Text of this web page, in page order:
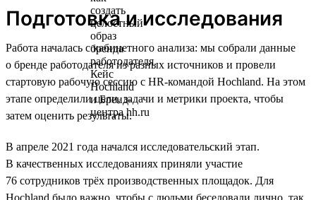
Подготовка и исследования
Работа началась с кабинетного анализа: мы собрали данные
о бренде работодателя из разных источников и провели
стартовую рабочую сессию с HR-командой Hochland. На этом
этапе определили цели, задачи и метрики проекта, чтобы
затем оценить результаты.
В апреле 2021 года начался исследовательский этап.
В качественных исследованиях приняли участие
76 сотрудников трёх производственных площадок. Для
Hochland было важно, чтобы с людьми беседовали лично, так